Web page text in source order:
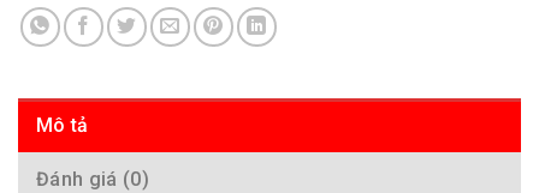
Mô tả
Đánh giá (0)